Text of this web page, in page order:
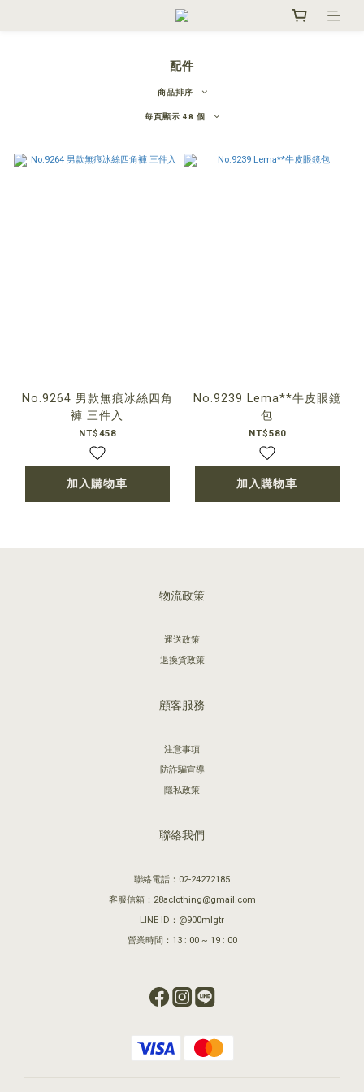
配件
商品排序
每頁顯示 48 個
No.9264 男款無痕冰絲四角
褲 三件入
NT$458
加入購物車
No.9239 Lema**牛皮眼鏡
包
NT$580
加入購物車
物流政策
運送政策
退換貨政策
顧客服務
注意事項
防詐騙宣導
隱私政策
聯絡我們
聯絡電話：02-24272185
客服信箱：28aclothing@gmail.com
LINE ID：@900mlgtr
營業時間：13 : 00 ~ 19 : 00